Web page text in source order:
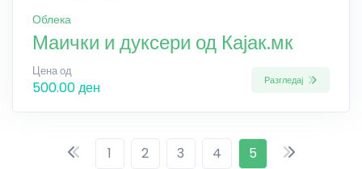
Облека
Маички и дуксери од Кајак.мк
Цена од
500.00 ден Разгледај
1 2 3 4 5